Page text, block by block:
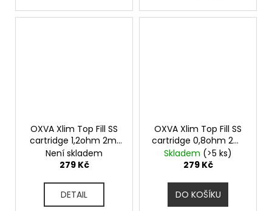
OXVA Xlim Top Fill SS
cartridge 1,2ohm 2ml
3Pack
Není skladem
279 Kč
DETAIL
OXVA Xlim Top Fill SS
cartridge 0,8ohm 2ml
3Pack
Skladem (>5 ks)
279 Kč
DO KOŠÍKU